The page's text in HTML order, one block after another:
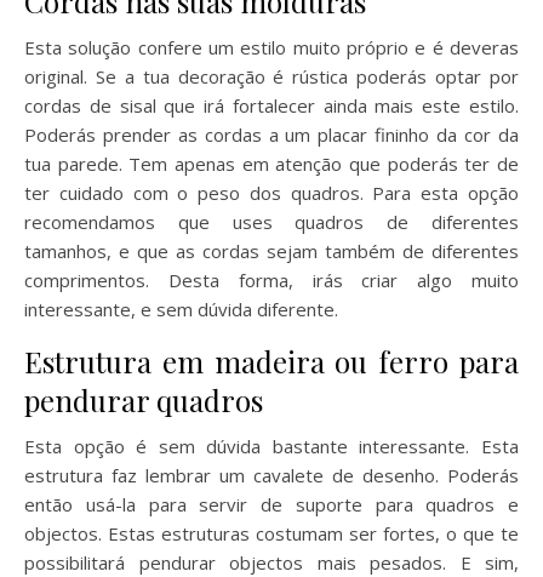
Esta solução confere um estilo muito próprio e é deveras
original. Se a tua decoração é rústica poderás optar por
cordas de sisal que irá fortalecer ainda mais este estilo.
Poderás prender as cordas a um placar fininho da cor da
tua parede. Tem apenas em atenção que poderás ter de
ter cuidado com o peso dos quadros. Para esta opção
recomendamos que uses quadros de diferentes
tamanhos, e que as cordas sejam também de diferentes
comprimentos. Desta forma, irás criar algo muito
interessante, e sem dúvida diferente.
Estrutura em madeira ou ferro para
pendurar quadros
Esta opção é sem dúvida bastante interessante. Esta
estrutura faz lembrar um cavalete de desenho. Poderás
então usá-la para servir de suporte para quadros e
objectos. Estas estruturas costumam ser fortes, o que te
possibilitará pendurar objectos mais pesados. E sim,